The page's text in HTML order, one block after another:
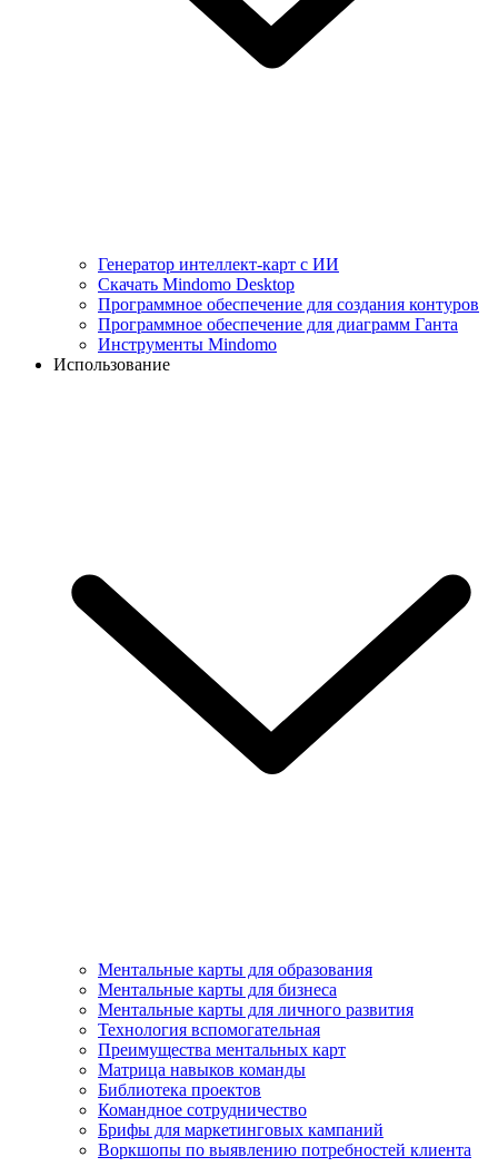
Генератор интеллект-карт с ИИ
Скачать Mindomo Desktop
Программное обеспечение для создания контуров
Программное обеспечение для диаграмм Ганта
Инструменты Mindomo
Использование
Ментальные карты для образования
Ментальные карты для бизнеса
Ментальные карты для личного развития
Технология вспомогательная
Преимущества ментальных карт
Матрица навыков команды
Библиотека проектов
Командное сотрудничество
Брифы для маркетинговых кампаний
Воркшопы по выявлению потребностей клиента